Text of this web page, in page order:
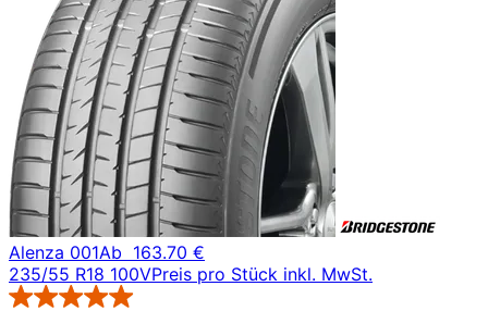
Alenza 001Ab 163.70 €
235/55 R18 100VPreis pro Stück inkl. MwSt.